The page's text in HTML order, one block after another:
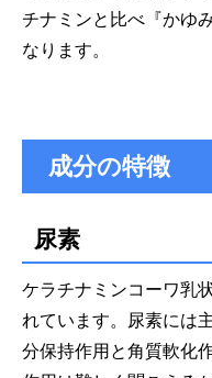
チナミンと比べ『かゆ
なります。
成分の特徴
尿素
ケラチナミンコーワ乳
れています。尿素には
分保持作用と角質軟化